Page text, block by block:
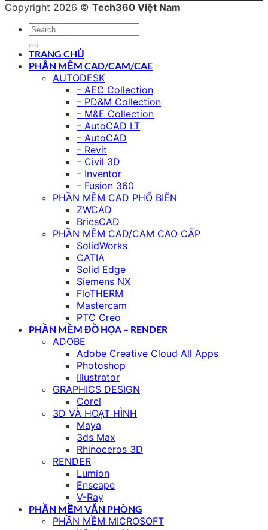
Copyright 2026 © Tech360 Việt Nam
TRANG CHỦ
PHẦN MỀM CAD/CAM/CAE
AUTODESK
– AEC Collection
– PD&M Collection
– M&E Collection
– AutoCAD LT
– AutoCAD
– Revit
– Civil 3D
– Inventor
– Fusion 360
PHẦN MỀM CAD PHỔ BIẾN
ZWCAD
BricsCAD
PHẦN MỀM CAD/CAM CAO CẤP
SolidWorks
CATIA
Solid Edge
Siemens NX
FloTHERM
Mastercam
PTC Creo
PHẦN MỀM ĐỒ HỌA – RENDER
ADOBE
Adobe Creative Cloud All Apps
Photoshop
Illustrator
GRAPHICS DESIGN
Corel
3D VÀ HOẠT HÌNH
Maya
3ds Max
Rhinoceros 3D
RENDER
Lumion
Enscape
V-Ray
PHẦN MỀM VĂN PHÒNG
PHẦN MỀM MICROSOFT